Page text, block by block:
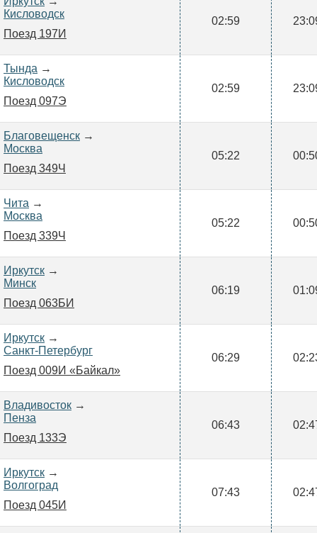
Кисловодск
Поезд 197И
02:59
Тында →
Кисловодск
Поезд 097Э
02:59
Благовещенск →
Москва
Поезд 349Ч
05:22
Чита →
Москва
Поезд 339Ч
05:22
Иркутск →
Минск
Поезд 063БИ
06:19
Иркутск →
Санкт-Петербург
Поезд 009И «Байкал»
06:29
Владивосток →
Пенза
Поезд 133Э
06:43
Иркутск →
Волгоград
Поезд 045И
07:43